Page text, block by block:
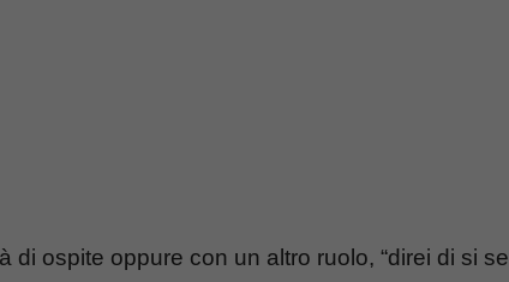
ospite oppure con un altro ruolo, “direi di si se